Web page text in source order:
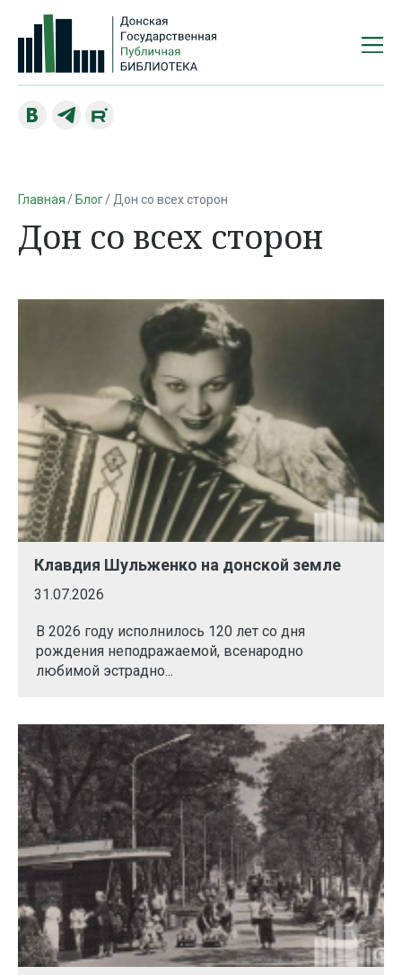
Главная Блог Дон со всех сторон
Дон со всех сторон
Клавдия Шульженко на донской земле
31.07.2026
В 2026 году исполнилось 120 лет со дня
рождения неподражаемой, всенародно
любимой эстрадно...